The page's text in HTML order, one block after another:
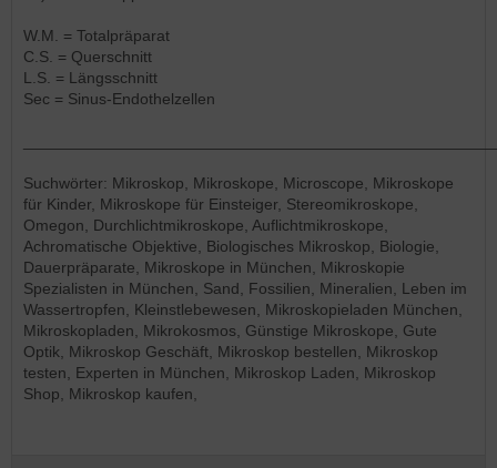
W.M. = Totalpräparat
C.S. = Querschnitt
L.S. = Längsschnitt
Sec = Sinus-Endothelzellen
Suchwörter: Mikroskop, Mikroskope, Microscope, Mikroskope
für Kinder, Mikroskope für Einsteiger, Stereomikroskope,
Omegon, Durchlichtmikroskope, Auflichtmikroskope,
Achromatische Objektive, Biologisches Mikroskop, Biologie,
Dauerpräparate, Mikroskope in München, Mikroskopie
Spezialisten in München, Sand, Fossilien, Mineralien, Leben im
Wassertropfen, Kleinstlebewesen, Mikroskopieladen München,
Mikroskopladen, Mikrokosmos, Günstige Mikroskope, Gute
Optik, Mikroskop Geschäft, Mikroskop bestellen, Mikroskop
testen, Experten in München, Mikroskop Laden, Mikroskop
Shop, Mikroskop kaufen,